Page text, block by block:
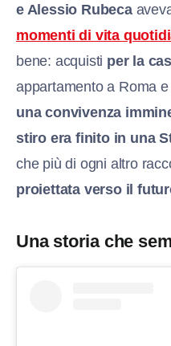
e Alessio Rubeca
momenti di vita
bene: acquisti per la
appartamento a Roma e
una convivenza
stiro era finito in una
che più di ogni altro
proiettata verso il
Una storia che